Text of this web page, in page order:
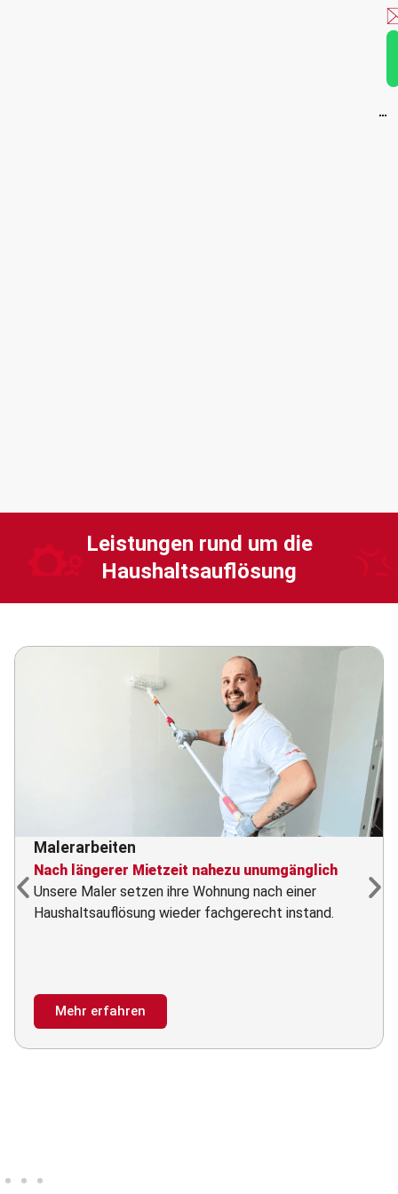
Leistungen rund um die
Haushaltsauflösung
Malerarbeiten
Nach längerer Mietzeit nahezu unumgänglich
Unsere Maler setzen ihre Wohnung nach einer
Haushaltsauflösung wieder fachgerecht instand.
Mehr erfahren